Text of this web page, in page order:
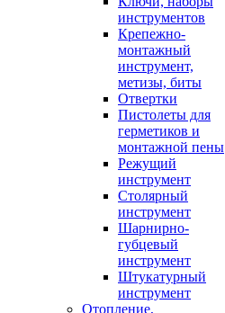
инструментов
Крепежно-
монтажный
инструмент,
метизы, биты
Отвертки
Пистолеты для
герметиков и
монтажной пены
Режущий
инструмент
Столярный
инструмент
Шарнирно-
губцевый
инструмент
Штукатурный
инструмент
Отопление,